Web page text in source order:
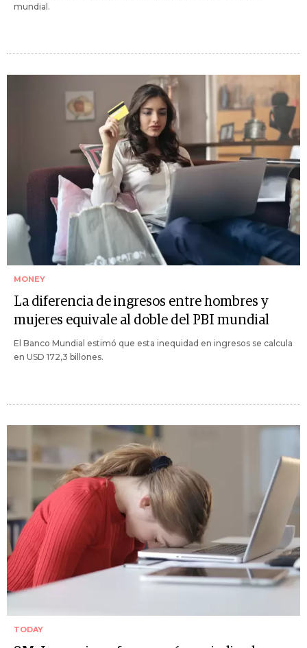
mundial.
MONEY
La diferencia de ingresos entre hombres y
mujeres equivale al doble del PBI mundial
El Banco Mundial estimó que esta inequidad en ingresos se calcula
en USD 172,3 billones.
TODAY